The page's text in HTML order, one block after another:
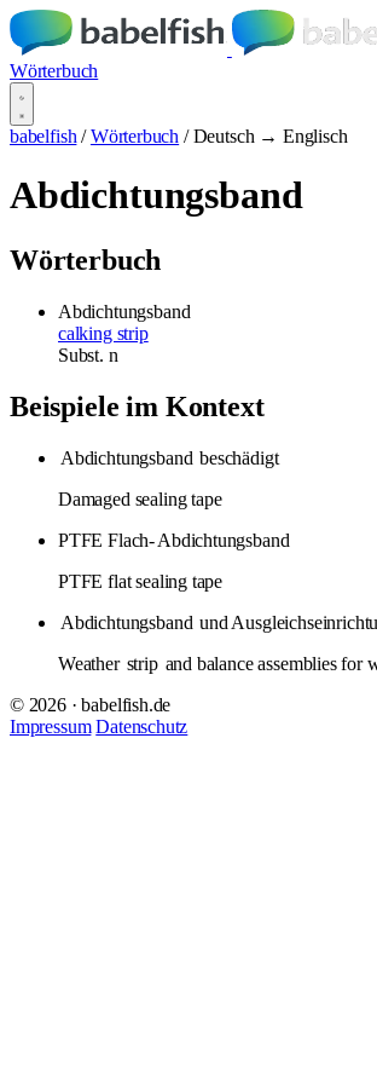
Wörterbuch
babelfish / Wörterbuch / Deutsch → Englisch
Abdichtungsband
Wörterbuch
Abdichtungsband
calking strip
Subst. n
Beispiele im Kontext
Abdichtungsband beschädigt
Damaged sealing tape
PTFE Flach-Abdichtungsband
PTFE flat sealing tape
Abdichtungsband und
Weather strip and balance assemblies for
© 2026 · babelfish.de
Impressum Datenschutz